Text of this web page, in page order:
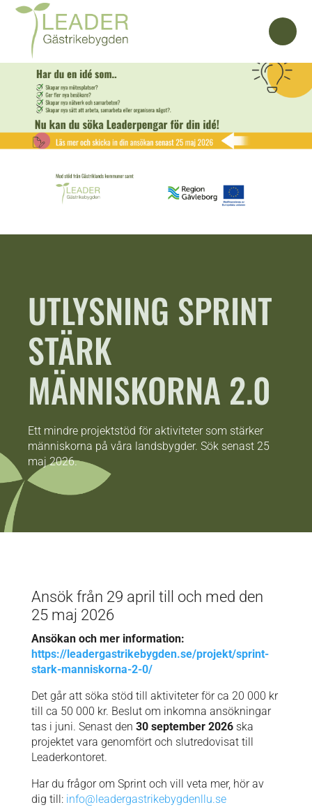
UTLYSNING SPRINT
STÄRK
MÄNNISKORNA 2.0
Ett mindre projektstöd för aktiviteter som stärker
människorna på våra landsbygder. Sök senast 25
maj 2026.
Ansök från 29 april till och med den
25 maj 2026
Ansökan och mer information:
https://leadergastrikebygden.se/projekt/sprint-
stark-manniskorna-2-0/
Det går att söka stöd till aktiviteter för ca 20 000 kr
till ca 50 000 kr. Beslut om inkomna ansökningar
tas i juni. Senast den 30 september 2026ska
projektet vara genomfört och slutredovisat till
Leaderkontoret.
Har du frågor om Sprint och vill veta mer, hör av
dig till: info@leadergastrikebygdenllu.se